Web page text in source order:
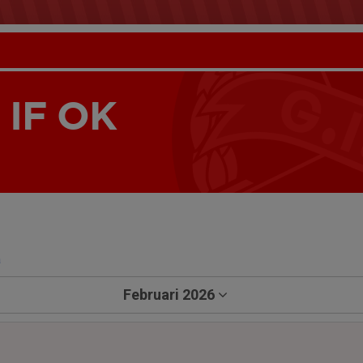
IF OK
Februari 2026